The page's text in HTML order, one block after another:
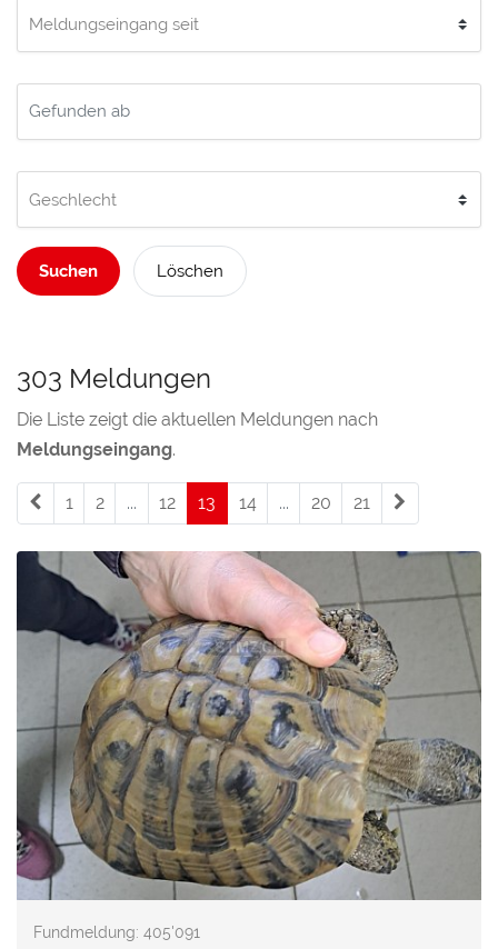
Suchen Löschen
303 Meldungen
Die Liste zeigt die aktuellen Meldungen nach
Meldungseingang.
1 2 ... 12 13 (current)
14 ... 20 21
Fundmeldung: 405'091